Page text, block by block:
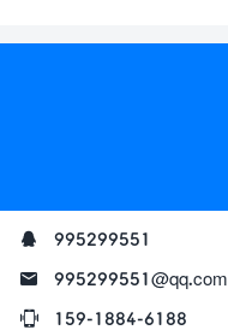
995299551
995299551@qq.com
159-1884-6188